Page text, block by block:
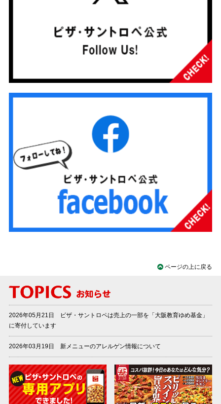
ページの上に戻る
2026年05月21日 ピザ・サントロペは売上の一部を「大阪教育ゆめ基金」
に寄付しています
2026年03月19日 新メニューのアレルゲン情報について